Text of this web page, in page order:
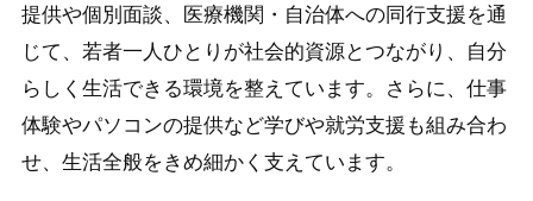
提供や個別面談、医療機関・自治体への同行支援を通
じて、若者一人ひとりが社会的資源とつながり、自分
らしく生活できる環境を整えています。さらに、仕事
体験やパソコンの提供など学びや就労支援も組み合わ
せ、生活全般をきめ細かく支えています。